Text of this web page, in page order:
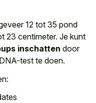
12 tot 35 pond
23 centimeter. Je kunt
inschatten door
test te doen.